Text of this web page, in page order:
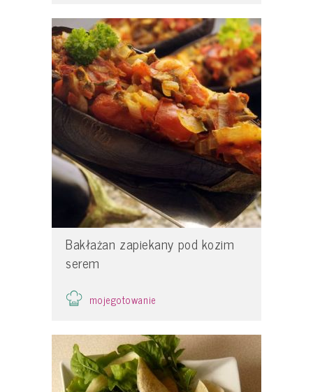
Bakłażan zapiekany pod kozim
serem
mojegotowanie